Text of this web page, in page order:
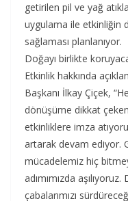
getirilen pil ve yağ
uygulama ile etkinliğin
sağlaması planlanıyor.
Doğayı birlikte
Etkinlik hakkında
Başkanı İlkay Çiçek,
dönüşüme dikkat
etkinliklere imza
artarak devam ediyor.
mücadelemiz hiç
adımımızda
çabalarımızı